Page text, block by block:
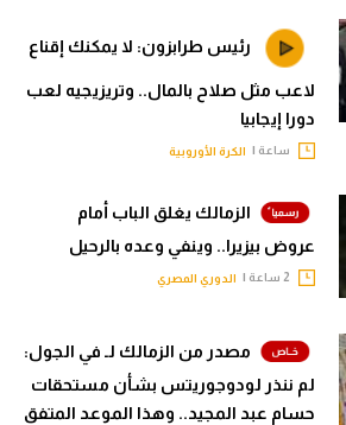
رئيس طرابزون: لا يمكنك إقناع
لاعب مثل صلاح بالمال.. وتريزيجيه لعب
دورا إيجابيا
ساعة | الكرة الأوروبية
الزمالك يغلق الباب أمام
عروض بيزيرا.. وينفي وعده بالرحيل
الدوري المصري
مصدر من الزمالك لـ في الجول:
لم ننذر لودوجوريتس بشأن مستحقات
حسام عبد المجيد.. وهذا الموعد المتفق